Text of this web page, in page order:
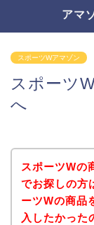
アマ
スポーツWアマゾン
スポーツ
へ
スポーツWの
でお探しの方
ーツWの商品
入したかった